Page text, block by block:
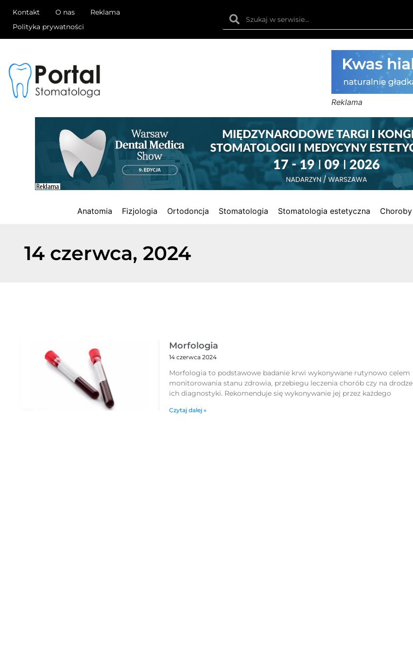
Kontakt O nas
Reklama
Polityka prywatności
Reklama
Anatomia Fizjologia Ortodoncja Stomatologia Stomatologia estetyczna Choroby
14 czerwca, 2024
Morfologia
14 czerwca 2024
Morfologia to podstawowe badanie krwi wykonywane rutynowo celem
monitorowania stanu zdrowia, przebiegu leczenia chorób czy na drodze
ich diagnostyki. Rekomenduje się wykonywanie jej przez każdego
Czytaj dalej »